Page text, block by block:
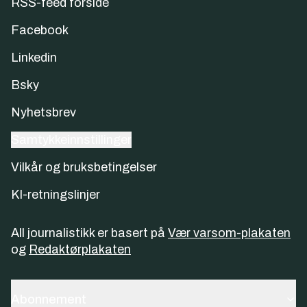
Facebook
Linkedin
Bsky
Nyhetsbrev
Vilkår og bruksbetingelser
KI-retningslinjer
All journalistikk er basert på Vær varsom-plakaten
og Redaktørplakaten